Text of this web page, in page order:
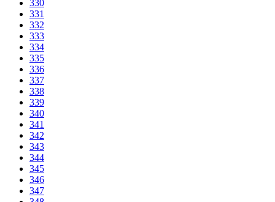
330
331
332
333
334
335
336
337
338
339
340
341
342
343
344
345
346
347